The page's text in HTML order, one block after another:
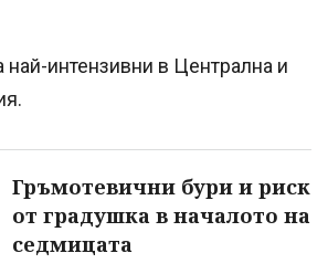
интензивни в Централна и
Гръмотевични бури и риск
от градушка в началото на
седмицата